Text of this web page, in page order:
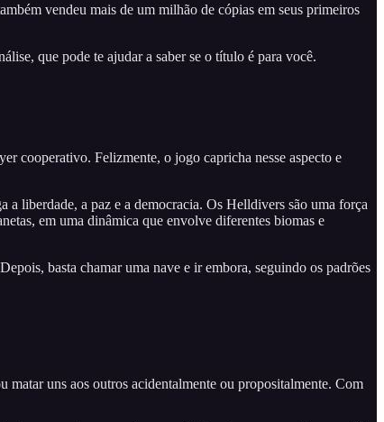
vendeu mais de um milhão de cópias em seus primeiros
que pode te ajudar a saber se o título é para você.
cooperativo. Felizmente, o jogo capricha nesse aspecto e
liberdade, a paz e a democracia. Os Helldivers são uma força
em uma dinâmica que envolve diferentes biomas e
basta chamar uma nave e ir embora, seguindo os padrões
matar uns aos outros acidentalmente ou propositalmente. Com